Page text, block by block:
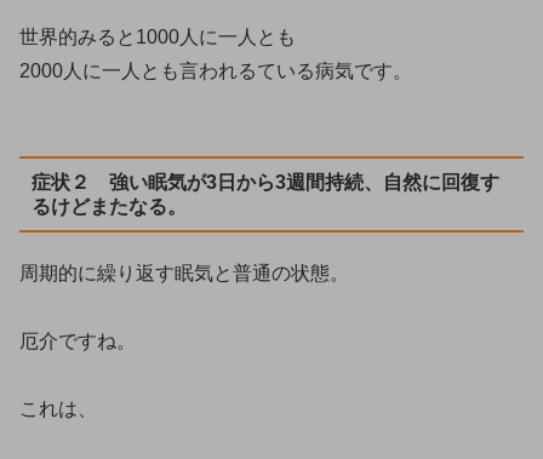
世界的みると1000人に一人とも
2000人に一人とも言われるている病気です。
症状２ 強い眠気が3日から3週間持続、自然に回復す
るけどまたなる。
周期的に繰り返す眠気と普通の状態。
厄介ですね。
これは、